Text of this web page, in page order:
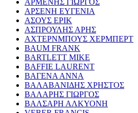
ΑΡΣΕΝΗ ΕΥΓΕΝΙΑ
ΑΣΟΥΣ ΕΡΙΚ
ΑΣΠΡΟΥΛΗΣ ΑΡΗΣ
ΑΧΤΕΡΝΜΠΟΥΣ ΧΕΡΜΠΕΡΤ
BAUM FRANK
BARTLETT MIKE
BAFFIE LAURENT
ΒΑΓΕΝΑ ΑΝΝΑ
ΒΑΛΑΒΑΝΙΔΗΣ ΧΡΗΣΤΟΣ
ΒΑΛΑΡΗΣ ΓΙΩΡΓΟΣ
ΒΑΛΣΑΡΗ ΑΛΚΥΟΝΗ